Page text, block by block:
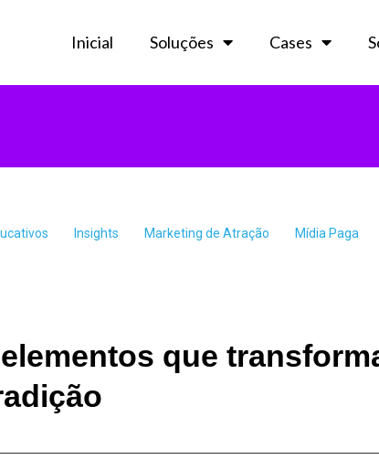
Inicial Soluções Cases
Insights Marketing de Atração Mídia Paga
que